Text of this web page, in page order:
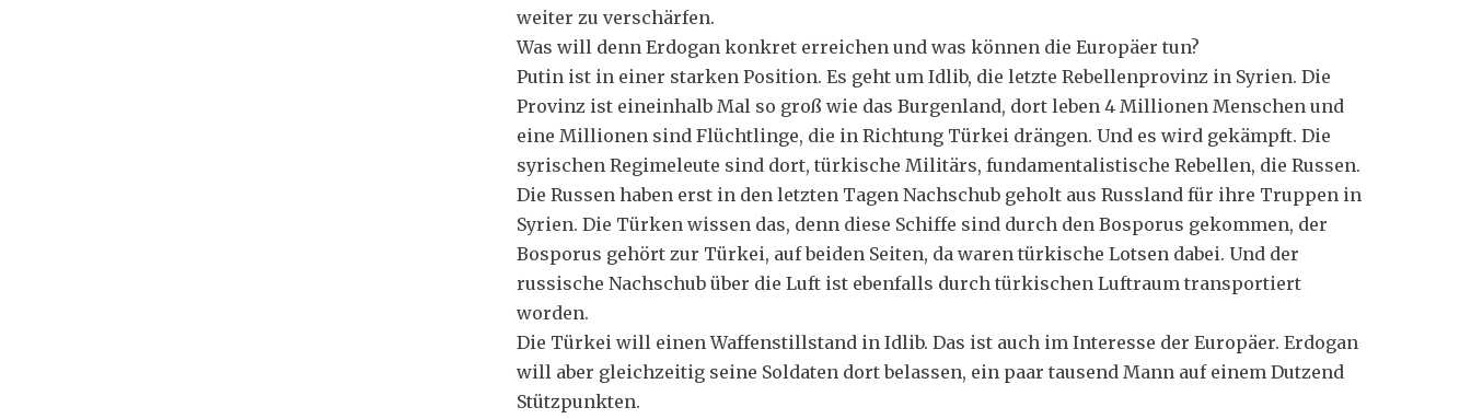
weiter zu verschärfen.
Was will denn Erdogan konkret erreichen und was können die Europäer tun?
Putin ist in einer starken Position. Es geht um Idlib, die letzte Rebellenprovinz in Syrien. Die
Provinz ist eineinhalb Mal so groß wie das Burgenland, dort leben 4 Millionen Menschen und
eine Millionen sind Flüchtlinge, die in Richtung Türkei drängen. Und es wird gekämpft. Die
syrischen Regimeleute sind dort, türkische Militärs, fundamentalistische Rebellen, die Russen.
Die Russen haben erst in den letzten Tagen Nachschub geholt aus Russland für ihre Truppen in
Syrien. Die Türken wissen das, denn diese Schiffe sind durch den Bosporus gekommen, der
Bosporus gehört zur Türkei, auf beiden Seiten, da waren türkische Lotsen dabei. Und der
russische Nachschub über die Luft ist ebenfalls durch türkischen Luftraum transportiert
worden.
Die Türkei will einen Waffenstillstand in Idlib. Das ist auch im Interesse der Europäer. Erdogan
will aber gleichzeitig seine Soldaten dort belassen, ein paar tausend Mann auf einem Dutzend
Stützpunkten.